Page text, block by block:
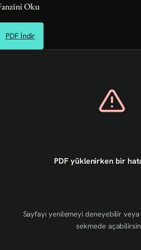
Oku
PDF İndir
PDF yüklenirken bir
Sayfayı yenilemeyi deneyebilir veya
sekmede